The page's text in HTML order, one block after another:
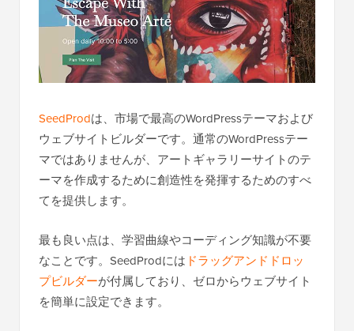
SeedProdは、市場で最高のWordPressテーマおよび
ウェブサイトビルダーです。通常のWordPressテー
マではありませんが、アートギャラリーサイトのテ
ーマを作成するために創造性を発揮するためのすべ
てを提供します。
最も良い点は、学習曲線やコーディング知識が不要
なことです。SeedProdには ドラッグアンドドロッ
プビルダーが付属しており、ゼロからウェブサイト
を簡単に設定できます。